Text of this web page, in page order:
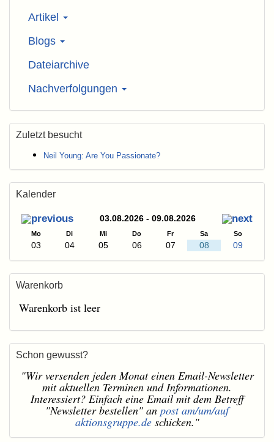
Artikel
Blogs
Dateiarchive
Nachverfolgungen
Zuletzt besucht
Neil Young: Are You Passionate?
Kalender
03.08.2026 - 09.08.2026
Mo Di Mi Do Fr Sa So
03 04 05 06 07 08 09
Warenkorb
Warenkorb ist leer
Schon gewusst?
"Wir versenden jeden Monat einen Email-Newsletter
mit aktuellen Terminen und Informationen.
Interessiert? Einfach eine Email mit dem Betreff
"Newsletter bestellen" an post am/um/auf
aktionsgruppe.deschicken."